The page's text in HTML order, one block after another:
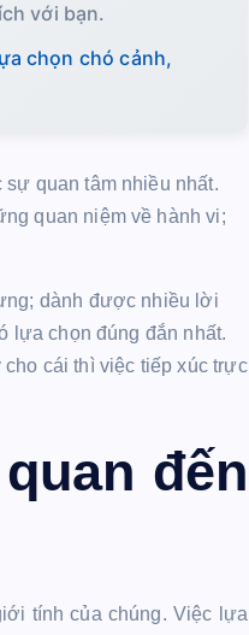
với bạn.
chọn chó cảnh,
quan tâm nhiều nhất.
quan niệm về hành vi;
dành được nhiều lời
lựa chọn đúng đắn nhất.
cái thì việc tiếp xúc trực
đến
tính của chúng. Việc lựa